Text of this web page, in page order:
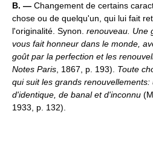
B. — Changement de certains
chose ou de quelqu'un, qui lui fait
l'originalité. Synon. renouveau. Une
vous fait honneur dans le monde,
goût par la perfection et les
Notes Paris, 1867, p. 193). Toute
qui suit les grands
d'identique, de banal et d'inconnu
1933, p. 132).